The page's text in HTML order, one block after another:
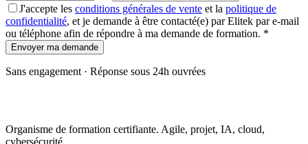
J'accepte les conditions générales de vente et la politique de
confidentialité, et je demande à être contacté(e) par Elitek par e-mail
ou téléphone afin de répondre à ma demande de formation. *
Envoyer ma demande
Sans engagement · Réponse sous 24h ouvrées
Organisme de formation certifiante. Agile, projet, IA, cloud,
cybersécurité.